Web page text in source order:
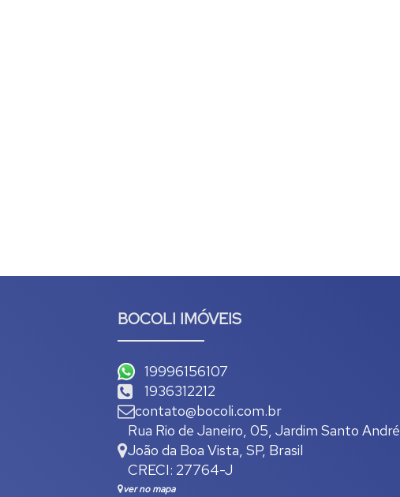
BOCOLI IMÓVEIS
19996156107
1936312212
contato@bocoli.com.br
Rua Rio de Janeiro, 05, Jardim Santo André
João da Boa Vista, SP, Brasil
CRECI: 27764-J
ver no mapa